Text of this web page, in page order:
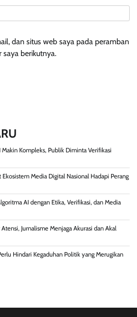
dan situs web saya pada peramban
saya berikutnya.
Makin Kompleks, Publik Diminta Verifikasi
Media Digital Nasional Hadapi Perang
AI dengan Etika, Verifikasi, dan Media
Jurnalisme Menjaga Akurasi dan Akal
Hindari Kegaduhan Politik yang Merugikan